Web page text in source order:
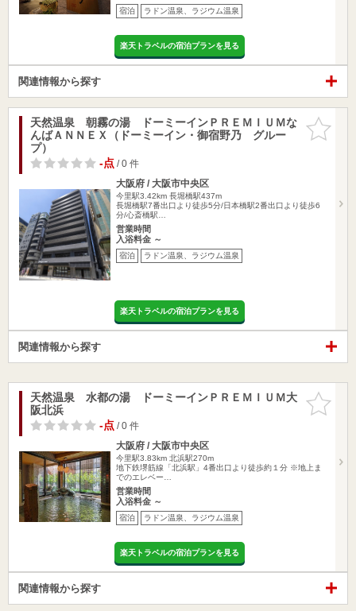
宿泊 ラドン温泉、ラジウム温泉
楽天トラベルの宿泊プランを見る
関連情報から探す
お気に入
りに追加
天然温泉 朝霧の湯 ドーミーインＰＲＥＭＩＵＭな
んばＡＮＮＥＸ（ドーミーイン・御宿野乃 グルー
プ）
-点/ 0 件
大阪府 / 大阪市中央区
今里駅3.42km 長堀橋駅437m
長堀橋駅7番出口より徒歩5分/日本橋駅2番出口より徒歩6
分/心斎橋駅…
営業時間
入浴料金 ～
宿泊 ラドン温泉、ラジウム温泉
楽天トラベルの宿泊プランを見る
関連情報から探す
お気に入
りに追加
天然温泉 水都の湯 ドーミーインＰＲＥＭＩＵＭ大
阪北浜
-点/ 0 件
大阪府 / 大阪市中央区
今里駅3.83km 北浜駅270m
地下鉄堺筋線「北浜駅」4番出口より徒歩約１分 ※地上ま
でのエレベー…
営業時間
入浴料金 ～
宿泊 ラドン温泉、ラジウム温泉
楽天トラベルの宿泊プランを見る
関連情報から探す